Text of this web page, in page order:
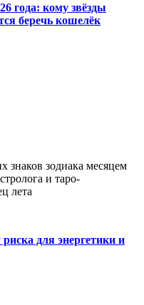
года: кому звёзды
беречь кошелёк
знаков зодиака месяцем
и таро-
лета
для энергетики и